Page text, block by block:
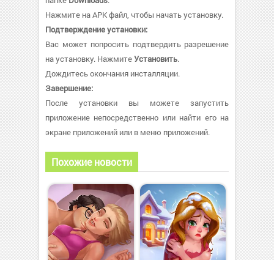
Нажмите на APK файл, чтобы начать установку.
Подтверждение установки:
Вас может попросить подтвердить разрешение
на установку. НажмитеУстановить.
Дождитесь окончания инсталляции.
Завершение:
После установки вы можете запустить
приложение непосредственно или найти его на
экране приложений или в меню приложений.
Похожие новости